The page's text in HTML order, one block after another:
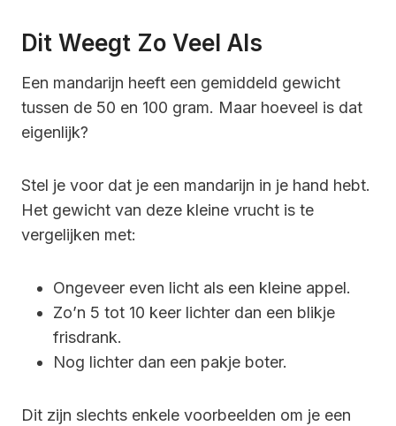
Dit Weegt Zo Veel Als
Een mandarijn heeft een gemiddeld gewicht
tussen de 50 en 100 gram. Maar hoeveel is dat
eigenlijk?
Stel je voor dat je een mandarijn in je hand hebt.
Het gewicht van deze kleine vrucht is te
vergelijken met:
Ongeveer even licht als een kleine appel.
Zo’n 5 tot 10 keer lichter dan een blikje
frisdrank.
Nog lichter dan een pakje boter.
Dit zijn slechts enkele voorbeelden om je een